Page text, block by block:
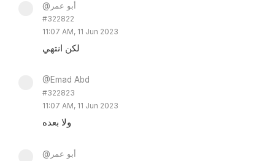
@أبو عمر
#322822
11:07 AM, 11 Jun 2023
لكن انتهي
@Emad Abd
#322823
11:07 AM, 11 Jun 2023
ولا بعده
@أبو عمر